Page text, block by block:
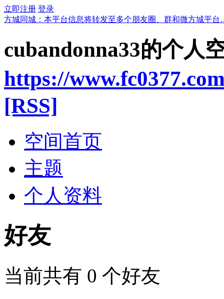
立即注册 登录
方城同城：本平台信息将转发至多个朋友圈、群和微方城平
cubandonna33的个人
https://
[RSS]
空间首页
主题
个人资料
好友
当前共有 0 个好友